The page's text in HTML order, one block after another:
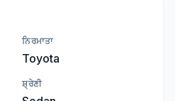
ਨਿਰਮਾਤਾ
Toyota
ਸ਼੍ਰੇਣੀ